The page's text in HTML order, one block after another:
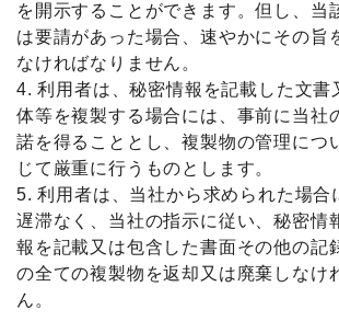
を開示することができます。但し、当
は要請があった場合、速やかにその旨
なければなりません。
4. 利用者は、秘密情報を記載した文書
体等を複製する場合には、事前に当社
諾を得ることとし、複製物の管理につ
じて厳重に行うものとします。
5. 利用者は、当社から求められた場合
遅滞なく、当社の指示に従い、秘密情
報を記載又は包含した書面その他の記
の全ての複製物を返却又は廃棄しなけ
ん。